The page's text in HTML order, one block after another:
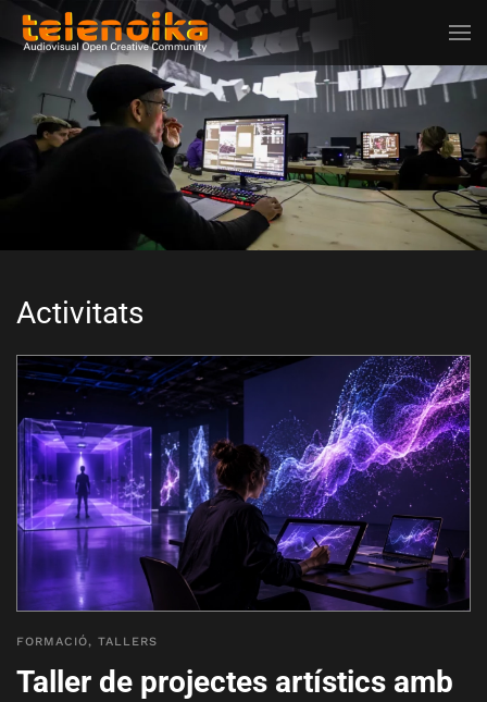
Ir al contenido principal
Activitats
FORMACIÓ, TALLERS
Taller de projectes artístics amb